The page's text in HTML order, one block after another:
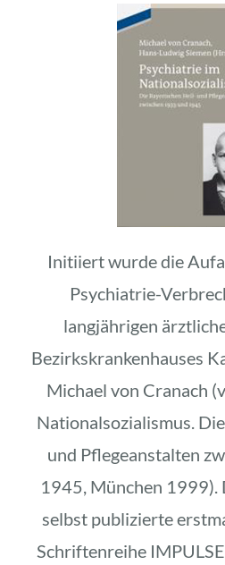
Initiiert wurde die
Psychiatrie-
langjährigen
Bezirkskrankenhauses
Michael von Cranach
Nationalsozialismus.
und Pflegeanstalten
1945, München 1999).
selbst publizierte
Schriftenreihe